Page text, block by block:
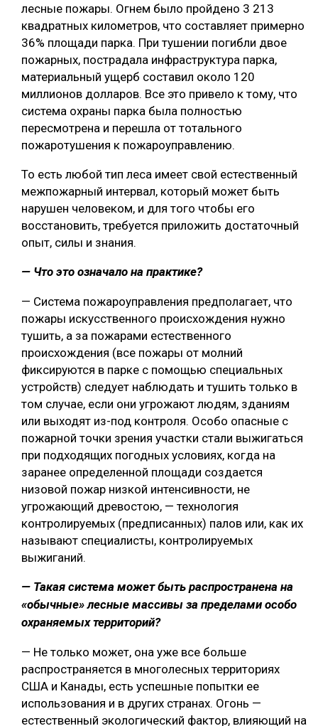
лесные пожары. Огнем было пройдено 3 213
квадратных километров, что составляет примерно
36% площади парка. При тушении погибли двое
пожарных, пострадала инфраструктура парка,
материальный ущерб составил около 120
миллионов долларов. Все это привело к тому, что
система охраны парка была полностью
пересмотрена и перешла от тотального
пожаротушения к пожароуправлению.
То есть любой тип леса имеет свой естественный
межпожарный интервал, который может быть
нарушен человеком, и для того чтобы его
восстановить, требуется приложить достаточный
опыт, силы и знания.
— Что это означало на практике?
— Система пожароуправления предполагает, что
пожары искусственного происхождения нужно
тушить, а за пожарами естественного
происхождения (все пожары от молний
фиксируются в парке с помощью специальных
устройств) следует наблюдать и тушить только в
том случае, если они угрожают людям, зданиям
или выходят из-под контроля. Особо опасные с
пожарной точки зрения участки стали выжигаться
при подходящих погодных условиях, когда на
заранее определенной площади создается
низовой пожар низкой интенсивности, не
угрожающий древостою, — технология
контролируемых (предписанных) палов или, как их
называют специалисты, контролируемых
выжиганий.
— Такая система может быть распространена на
«обычные» лесные массивы за пределами особо
охраняемых территорий?
— Не только может, она уже все больше
распространяется в многолесных территориях
США и Канады, есть успешные попытки ее
использования и в других странах. Огонь —
естественный экологический фактор, влияющий на